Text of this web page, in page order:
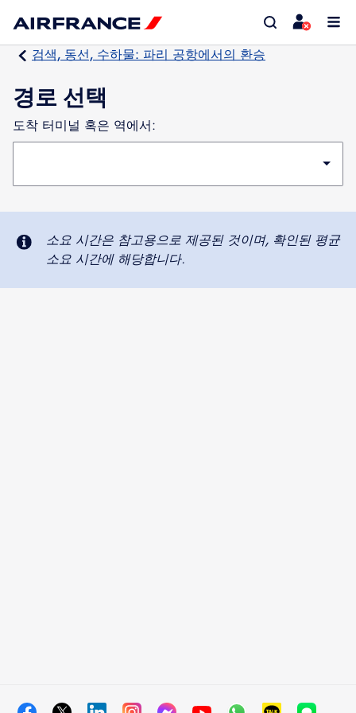
검색, 동선, 수하물: 파리 공항에서의 환승
경로 선택
도착 터미널 혹은 역에서:
소요 시간은 참고용으로 제공된 것이며, 확인된 평균